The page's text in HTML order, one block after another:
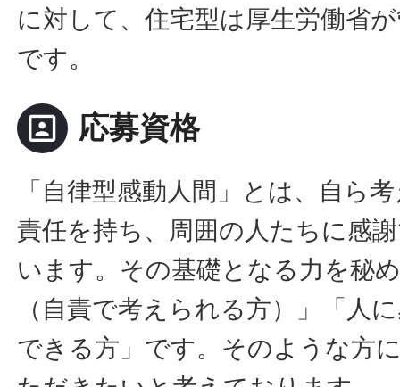
に対して、住宅型は厚生労働省
です。
portrait 応募資格
「自律型感動人間」とは、自ら
責任を持ち、周囲の人たちに感
います。その基礎となる力を秘
（自責で考えられる方）」「人
できる方」です。そのような方